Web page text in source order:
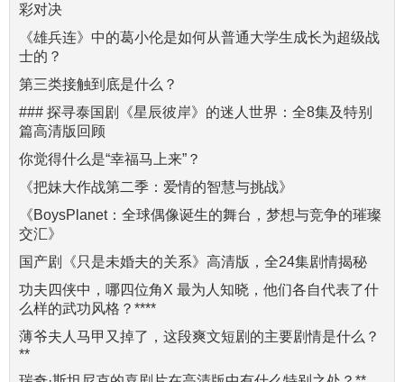
彩对决
《雄兵连》中的葛小伦是如何从普通大学生成长为超级战
士的？
第三类接触到底是什么？
### 探寻泰国剧《星辰彼岸》的迷人世界：全8集及特别
篇高清版回顾
你觉得什么是“幸福马上来”？
《把妹大作战第二季：爱情的智慧与挑战》
《BoysPlanet：全球偶像诞生的舞台，梦想与竞争的璀璨
交汇》
国产剧《只是未婚夫的关系》高清版，全24集剧情揭秘
功夫四侠中，哪四位角X 最为人知晓，他们各自代表了什
么样的武功风格？****
薄爷夫人马甲又掉了，这段爽文短剧的主要剧情是什么？
**